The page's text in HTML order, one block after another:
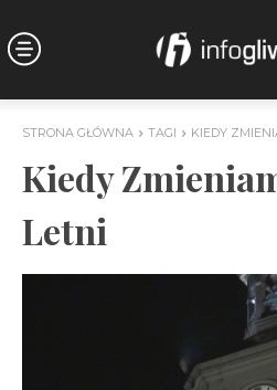
STRONA GŁÓWNA TAGI KIEDY
Kiedy
Letni